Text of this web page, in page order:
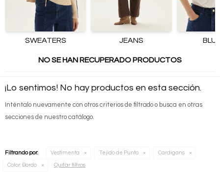
SWEATERS JEANS
NO SE HAN RECUPERADO PRODUCTOS
¡Lo sentimos! No hay productos en esta sección.
Inténtalo nuevamente con otros criterios de filtrado o busca en otras
secciones de nuestro catálogo.
Filtrando por: Vestimenta Tejido de Punto Cardigans
Color: Bordo Quitar filtros